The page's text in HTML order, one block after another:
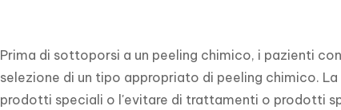
Prima di sottoporsi a un peeling chimico, i pazienti
selezione di un tipo appropriato di peeling chimico.
prodotti speciali o l'evitare di trattamenti o prodotti